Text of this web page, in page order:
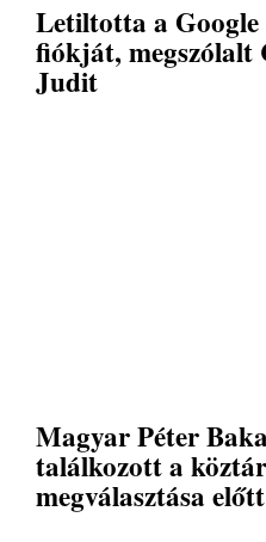
Letiltotta a
fiókját, megszólalt
Judit
Magyar Péter
találkozott a
megválasztása előtt